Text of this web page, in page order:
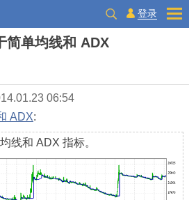
登录
简单均线和 ADX
06:54
ADX:
线和 ADX 指标。